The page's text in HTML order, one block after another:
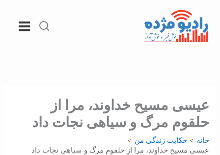
محتوا
عيسی مسيح خداوند، مرا از
حلقوم مرگ و سياهی نجات داد
خانه
حکایت زندگی من
عيسی مسيح خداوند، مرا از حلقوم مرگ و سياهی نجات داد